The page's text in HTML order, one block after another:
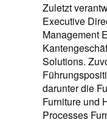
Zuletzt
Executive
Management
Solutions.
darunter die
Furniture und
Processes